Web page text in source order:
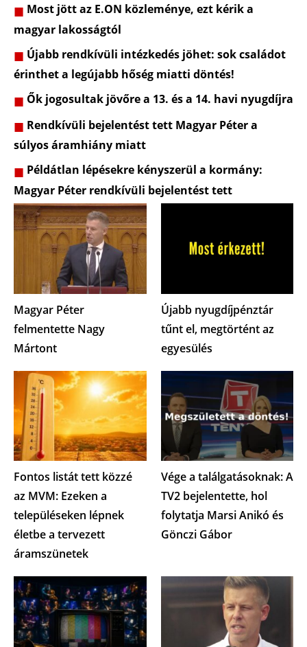
Most jött az E.ON közleménye, ezt kérik a
magyar lakosságtól
Újabb rendkívüli intézkedés jöhet: sok családot
érinthet a legújabb hőség miatti döntés!
Ők jogosultak jövőre a 13. és a 14. havi nyugdíjra
Rendkívüli bejelentést tett Magyar Péter a
súlyos áramhiány miatt
Példátlan lépésekre kényszerül a kormány:
Magyar Péter rendkívüli bejelentést tett
Magyar Péter
felmentette Nagy
Mártont
Újabb nyugdíjpénztár
tűnt el, megtörtént az
egyesülés
Fontos listát tett közzé
az MVM: Ezeken a
településeken lépnek
életbe a tervezett
áramszünetek
Vége a találgatásoknak: A
TV2 bejelentette, hol
folytatja Marsi Anikó és
Gönczi Gábor